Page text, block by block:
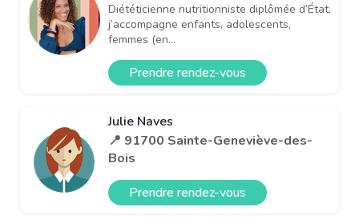
Diététicienne nutritionniste diplômée d’État,
j’accompagne enfants, adolescents,
femmes (en...
Prendre rendez-vous
Julie Naves
📍 91700 Sainte-Geneviève-des-
Bois
Prendre rendez-vous